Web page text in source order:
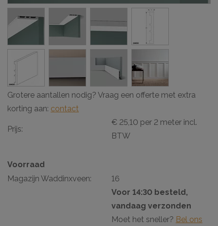
Grotere aantallen nodig? Vraag een offerte met extra
korting aan: contact
Prijs:
€ 25,10 per 2 meter incl.
BTW
Voorraad
Magazijn Waddinxveen:
16
Voor 14:30 besteld,
vandaag verzonden
Moet het sneller? Bel ons